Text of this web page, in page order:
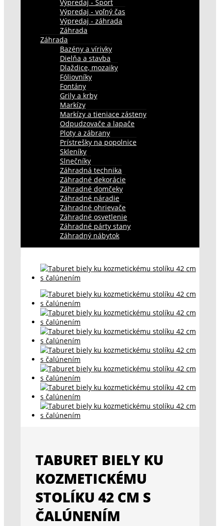
Výpredaj - Šport
Výpredaj - voľný čas
Výpredaj - záhrada
Záhrada
Záhrada
Bazény a vírivky
Dielňa a stavba
Dlaždice, mozaiky
Fóliovníky
Fontány
Grily a krby
Markízy
Markízy a tieniace zásteny
Odpudzovače a lapače
Ploty a zábrany
Prístrešky na popolnice
Skleníky
Slnečníky
Záhradná technika
Záhradné dekorácie
Záhradné domčeky
Záhradné náradie
Záhradné ohrievače
Záhradné osvetlenie
Záhradné párty stany
Záhradný nábytok
TABURET BIELY KU
KOZMETICKÉMU
STOLÍKU 42 CM S
ČALÚNENÍM